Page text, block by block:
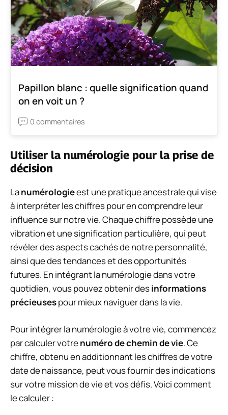
Papillon blanc : quelle signification quand
on en voit un ?
0 commentaires
Utiliser la numérologie pour la prise de
décision
Lanumérologieest une pratique ancestrale qui vise
à interpréter les chiffres pour en comprendre leur
influence sur notre vie. Chaque chiffre possède une
vibration et une signification particulière, qui peut
révéler des aspects cachés de notre personnalité,
ainsi que des tendances et des opportunités
futures. En intégrant la numérologie dans votre
quotidien, vous pouvez obtenir desinformations
précieusespour mieux naviguer dans la vie.
Pour intégrer la numérologie à votre vie, commencez
par calculer votrenuméro de chemin de vie. Ce
chiffre, obtenu en additionnant les chiffres de votre
date de naissance, peut vous fournir des indications
sur votre mission de vie et vos défis. Voici comment
le calculer :